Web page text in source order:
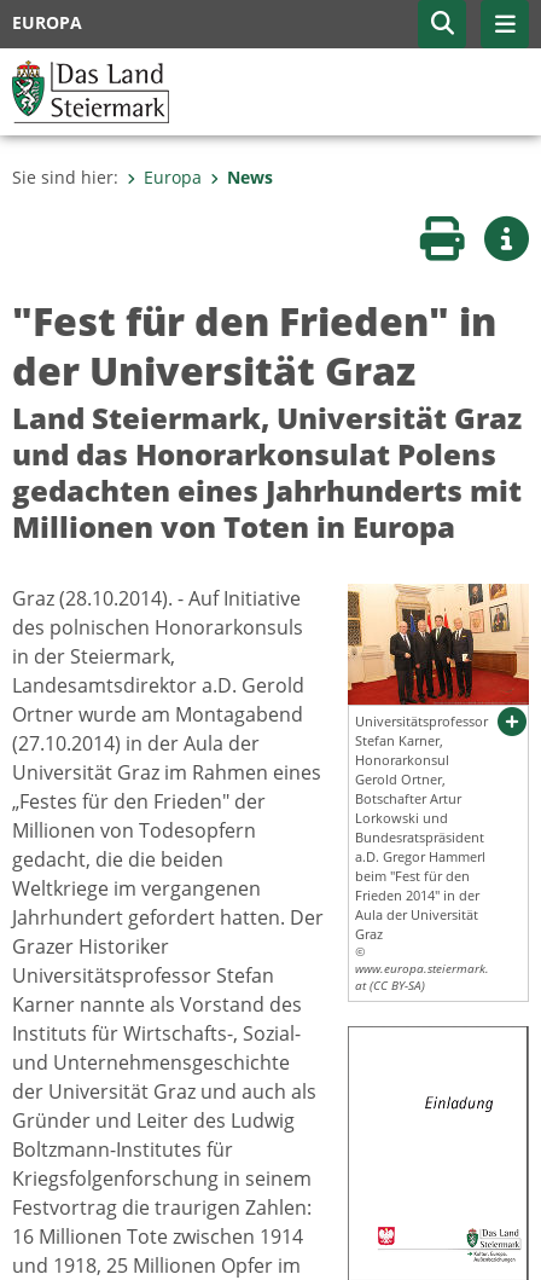
EUROPA
Sie sind hier: Europa News
Seite
"Fest für den Frieden" in
der Universität Graz
Land Steiermark, Universität Graz
und das Honorarkonsulat Polens
gedachten eines Jahrhunderts mit
Millionen von Toten in Europa
Universitätsprofessor
Stefan Karner,
Honorarkonsul
Gerold Ortner,
Botschafter Artur
Lorkowski und
Bundesratspräsident
a.D. Gregor Hammerl
beim "Fest für den
Frieden 2014" in der
Aula der Universität
Graz
©
www.europa.steiermark.
at (CC BY-SA)
Graz (28.10.2014). - Auf Initiative
des polnischen Honorarkonsuls
in der Steiermark,
Landesamtsdirektor a.D. Gerold
Ortner wurde am Montagabend
(27.10.2014) in der Aula der
Universität Graz im Rahmen eines
„Festes für den Frieden" der
Millionen von Todesopfern
gedacht, die die beiden
Weltkriege im vergangenen
Jahrhundert gefordert hatten. Der
Grazer Historiker
Universitätsprofessor Stefan
Karner nannte als Vorstand des
Instituts für Wirtschafts-, Sozial-
und Unternehmensgeschichte
der Universität Graz und auch als
Gründer und Leiter des Ludwig
Boltzmann-Institutes für
Kriegsfolgenforschung in seinem
Festvortrag die traurigen Zahlen:
16 Millionen Tote zwischen 1914
und 1918, 25 Millionen Opfer im